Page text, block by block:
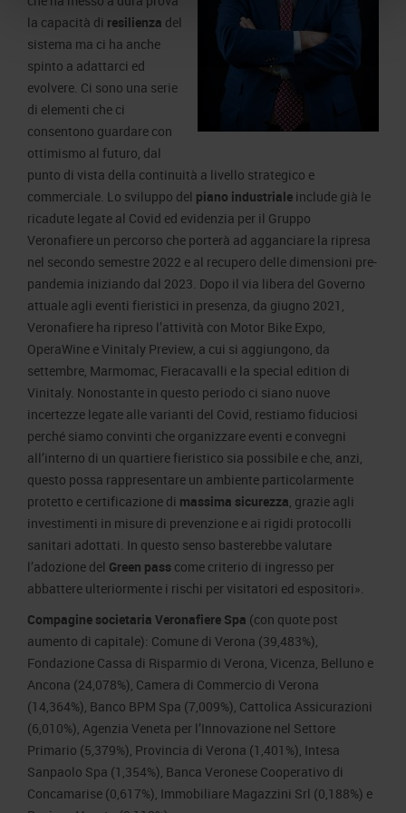
la capacità di resilienza del
sistema ma ci ha anche
spinto a adattarci ed
evolvere. Ci sono una serie
di elementi che ci
consentono guardare con
ottimismo al futuro, dal
punto di vista della continuità a livello strategico e
commerciale. Lo sviluppo del piano industriale include già le
ricadute legate al Covid ed evidenzia per il Gruppo
Veronafiere un percorso che porterà ad agganciare la ripresa
nel secondo semestre 2022 e al recupero delle dimensioni pre-
pandemia iniziando dal 2023. Dopo il via libera del Governo
attuale agli eventi fieristici in presenza, da giugno 2021,
Veronafiere ha ripreso l’attività con Motor Bike Expo,
OperaWine e Vinitaly Preview, a cui si aggiungono, da
settembre, Marmomac, Fieracavalli e la special edition di
Vinitaly. Nonostante in questo periodo ci siano nuove
incertezze legate alle varianti del Covid, restiamo fiduciosi
perché siamo convinti che organizzare eventi e convegni
all’interno di un quartiere fieristico sia possibile e che, anzi,
questo possa rappresentare un ambiente particolarmente
protetto e certificazione di massima sicurezza, grazie agli
investimenti in misure di prevenzione e ai rigidi protocolli
sanitari adottati. In questo senso basterebbe valutare
l’adozione del Green pass come criterio di ingresso per
abbattere ulteriormente i rischi per visitatori ed espositori».
Compagine societaria Veronafiere Spa (con quote post
aumento di capitale): Comune di Verona (39,483%),
Fondazione Cassa di Risparmio di Verona, Vicenza, Belluno e
Ancona (24,078%), Camera di Commercio di Verona
(14,364%), Banco BPM Spa (7,009%), Cattolica Assicurazioni
(6,010%), Agenzia Veneta per l’Innovazione nel Settore
Primario (5,379%), Provincia di Verona (1,401%), Intesa
Sanpaolo Spa (1,354%), Banca Veronese Cooperativo di
Concamarise (0,617%), Immobiliare Magazzini Srl (0,188%) e